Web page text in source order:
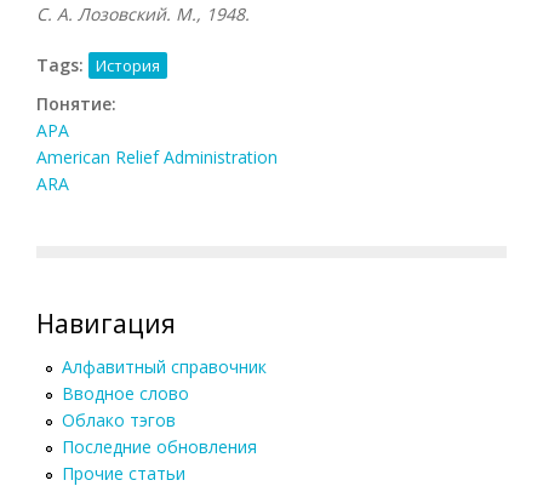
С. А. Лозовский. М., 1948.
Tags: История
Понятие:
АРА
American Relief Administration
ARA
Навигация
Алфавитный справочник
Вводное слово
Облако тэгов
Последние обновления
Прочие статьи